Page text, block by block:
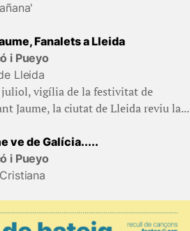
Fanalets a Lleida
i Pueyo
Lleida
juliol, vigília de la festivitat de
Jaume, la ciutat de Lleida reviu la...
ve de Galícia.....
i Pueyo